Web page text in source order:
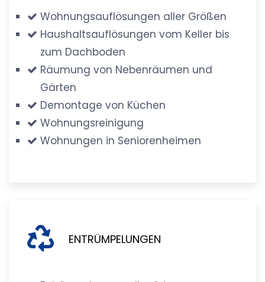
Wohnungsauflösungen aller Größen
Haushaltsauflösungen vom Keller bis
zum Dachboden
Räumung von Nebenräumen und
Gärten
Demontage von Küchen
Wohnungsreinigung
Wohnungen in Seniorenheimen
ENTRÜMPELUNGEN